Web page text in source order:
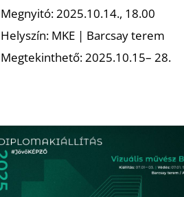
Megnyitó: 2025.10.14., 18.00
Helyszín: MKE | Barcsay terem
Megtekinthető: 2025.10.15– 28.